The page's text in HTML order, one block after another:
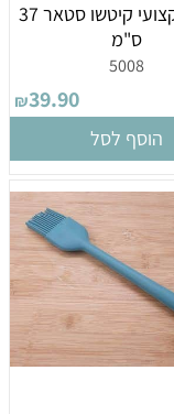
זסטר מקצועי קיטשו סטאר 37
ס"מ
5008
₪39.90
הוסף לסל